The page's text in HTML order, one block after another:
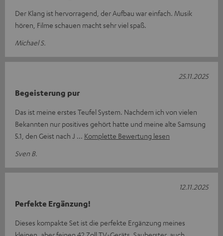
Der Klang ist hervorragend, der Aufbau war einfach. Musik
hören, Filme schauen macht sehr viel spaß.
Michael S.
Begeisterung pur
Das ist meine erstes Teufel System. Nachdem ich von vielen
Bekannten nur positives gehört hatte und meine alte Samsung
5.1, den Geist nach J
Komplette Bewertung lesen
Sven B.
25.11.2025
Perfekte Ergänzung!
Dieses kompakte Set ist die perfekte Ergänzung meines
12.11.2025